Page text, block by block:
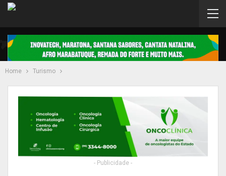
Home Turismo
- Publicidade -